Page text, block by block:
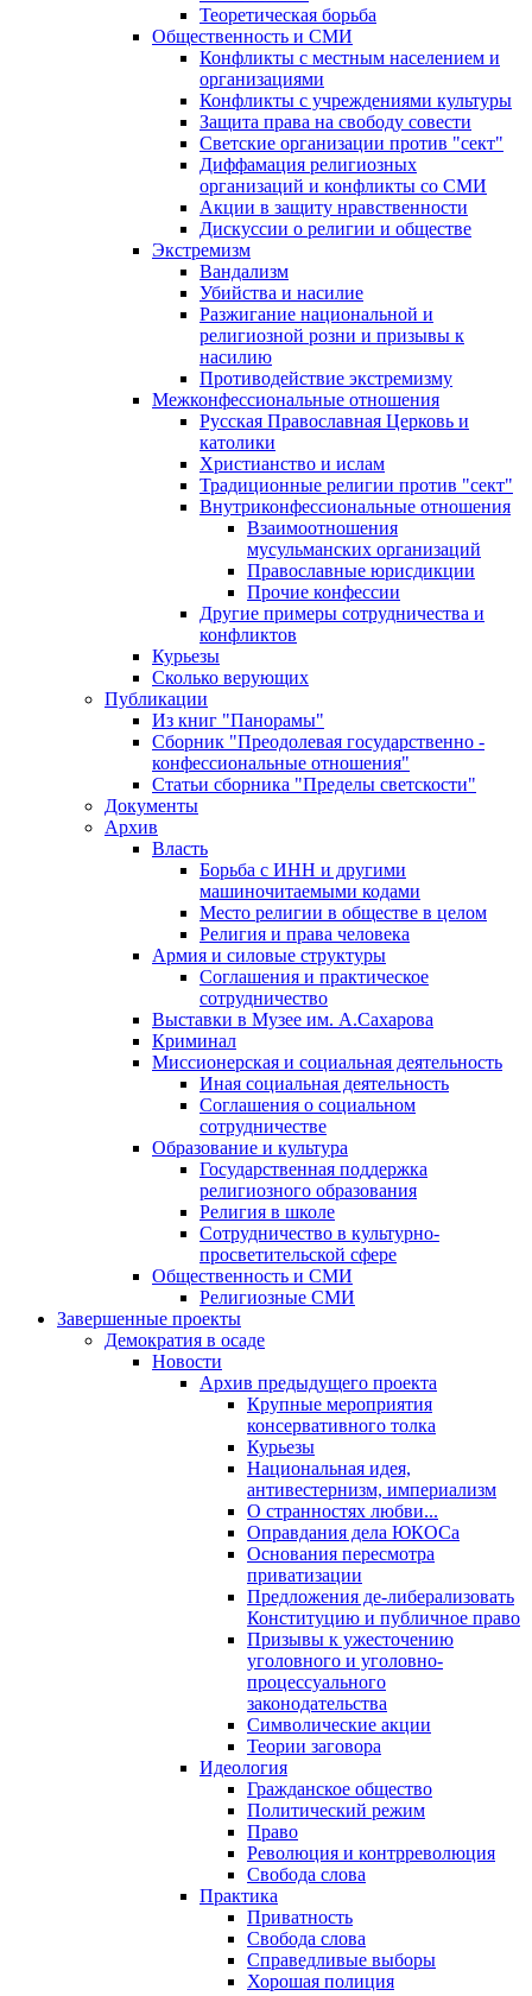
Теоретическая борьба
Общественность и СМИ
Конфликты с местным населением и
организациями
Конфликты с учреждениями культуры
Защита права на свободу совести
Светские организации против "сект"
Диффамация религиозных
организаций и конфликты со СМИ
Акции в защиту нравственности
Дискуссии о религии и обществе
Экстремизм
Вандализм
Убийства и насилие
Разжигание национальной и
религиозной розни и призывы к
насилию
Противодействие экстремизму
Межконфессиональные отношения
Русская Православная Церковь и
католики
Христианство и ислам
Традиционные религии против "сект"
Внутриконфессиональные отношения
Взаимоотношения
мусульманских организаций
Православные юрисдикции
Прочие конфессии
Другие примеры сотрудничества и
конфликтов
Курьезы
Сколько верующих
Публикации
Из книг "Панорамы"
Сборник "Преодолевая государственно -
конфессиональные отношения"
Статьи сборника "Пределы светскости"
Документы
Архив
Власть
Борьба с ИНН и другими
машиночитаемыми кодами
Место религии в обществе в целом
Религия и права человека
Армия и силовые структуры
Соглашения и практическое
сотрудничество
Выставки в Музее им. А.Сахарова
Криминал
Миссионерская и социальная деятельность
Иная социальная деятельность
Соглашения о социальном
сотрудничестве
Образование и культура
Государственная поддержка
религиозного образования
Религия в школе
Сотрудничество в культурно-
просветительской сфере
Общественность и СМИ
Религиозные СМИ
Завершенные проекты
Демократия в осаде
Новости
Архив предыдущего проекта
Крупные мероприятия
консервативного толка
Курьезы
Национальная идея,
антивестернизм, империализм
О странностях любви...
Оправдания дела ЮКОСа
Основания пересмотра
приватизации
Предложения де-либерализовать
Конституцию и публичное право
Призывы к ужесточению
уголовного и уголовно-
процессуального
законодательства
Символические акции
Теории заговора
Идеология
Гражданское общество
Политический режим
Право
Революция и контрреволюция
Свобода слова
Практика
Приватность
Свобода слова
Справедливые выборы
Хорошая полиция